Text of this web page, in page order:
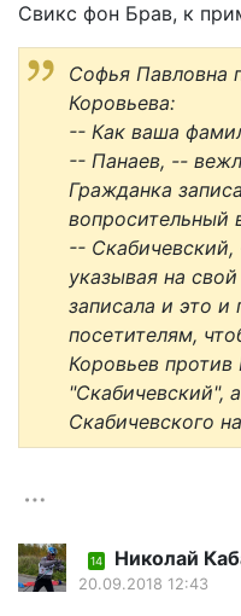
Свикс фон Брав, к
Софья Павловна
Коровьева:
-- Как ваша
-- Панаев, --
Гражданка
вопросительный
--
указывая на
записала и это и
посетителям,
Коровьев против
"Скабичевский",
Скабичевского
14 Николай
20.09.2018 12:43